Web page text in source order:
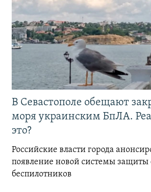
В Севастополе обещают
моря украинским БпЛА.
это?
Российские власти города
появление новой системы защиты
беспилотников